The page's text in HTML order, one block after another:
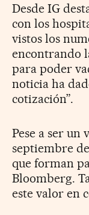
Desde IG
con los
vistos los
encontrando
para poder
noticia ha
cotización”.
Pese a ser un
septiembre
que forman
Bloomberg.
este valor en